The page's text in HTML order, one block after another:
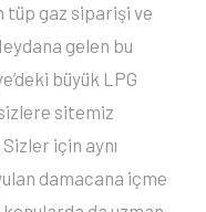
tüp gaz siparişi ve
gelen bu
büyük LPG
sitemiz
için aynı
damacana içme